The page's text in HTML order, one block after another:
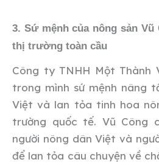
3. Sứ mệnh của nông sản
thị trường toàn cầu
Công ty TNHH Một Thành
trong mình sứ mệnh nâng
Việt và lan tỏa tinh hoa
trường quốc tế. Vũ Công
người nông dân Việt và
để lan tỏa câu chuyện về